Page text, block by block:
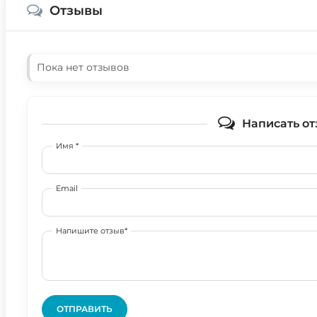
Отзывы
Пока нет отзывов
Написать
Имя *
Email
Напишите отзыв*
ОТПРАВИТЬ